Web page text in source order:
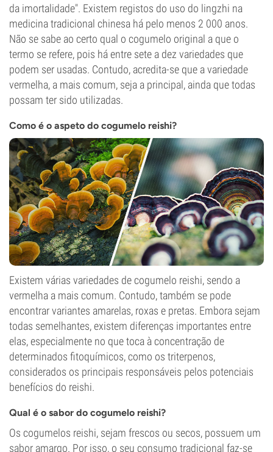
da imortalidade". Existem registos do uso do lingzhi na
medicina tradicional chinesa há pelo menos 2 000 anos.
Não se sabe ao certo qual o cogumelo original a que o
termo se refere, pois há entre sete a dez variedades que
podem ser usadas. Contudo, acredita-se que a variedade
vermelha, a mais comum, seja a principal, ainda que todas
possam ter sido utilizadas.
Como é o aspeto do cogumelo reishi?
Existem várias variedades de cogumelo reishi, sendo a
vermelha a mais comum. Contudo, também se pode
encontrar variantes amarelas, roxas e pretas. Embora sejam
todas semelhantes, existem diferenças importantes entre
elas, especialmente no que toca à concentração de
determinados fitoquímicos, como os triterpenos,
considerados os principais responsáveis pelos potenciais
benefícios do reishi.
Qual é o sabor do cogumelo reishi?
Os cogumelos reishi, sejam frescos ou secos, possuem um
sabor amargo. Por isso, o seu consumo tradicional faz-se